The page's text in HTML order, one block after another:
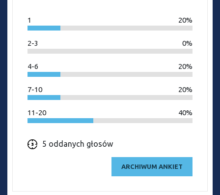
1 20%
2-3 0%
4-6 20%
7-10 20%
11-20 40%
5 oddanych głosów
ARCHIWUM ANKIET